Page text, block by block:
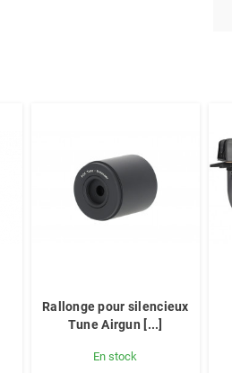
Rallonge pour silencieux
Tune Airgun [...]
En stock